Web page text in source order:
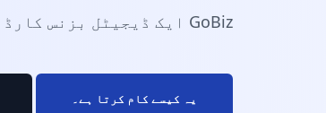
GoBiz ایک ڈیجیٹل بزنس کارڈ بنانے والا ہے۔
یہ کیسے کام کرتا ہے۔